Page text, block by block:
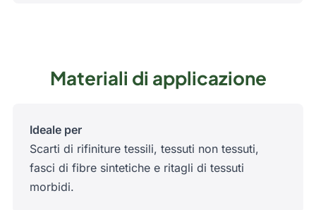
Materiali di applicazione
Ideale per
Scarti di rifiniture tessili, tessuti non tessuti,
fasci di fibre sintetiche e ritagli di tessuti
morbidi.